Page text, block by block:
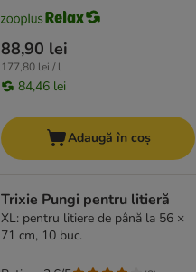
88,90 lei
177,80 lei / l
84,46 lei
Adaugă în coș
Trixie Pungi pentru litieră
XL: pentru litiere de până la 56 ×
71 cm, 10 buc.